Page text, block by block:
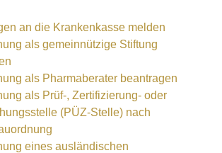
an die Krankenkasse melden
als gemeinnützige Stiftung
als Pharmaberater beantragen
als Prüf-, Zertifizierung- oder
(PÜZ-Stelle) nach
eines ausländischen